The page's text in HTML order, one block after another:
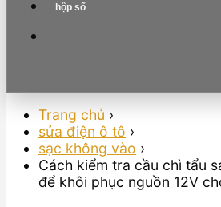
hộp số
Trang chủ ›
sửa điện ô tô ›
sạc không vào ›
Cách kiểm tra cầu chì tẩu
để khôi phục nguồn 12V